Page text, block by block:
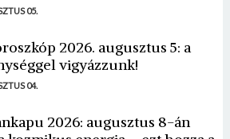
05.
2026. augusztus 5: a
vigyázzunk!
04.
2026: augusztus 8-án